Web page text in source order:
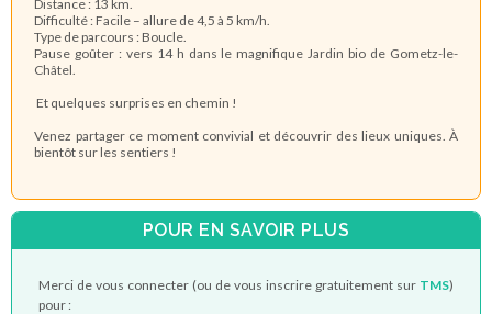
Distance : 13 km.
Difficulté : Facile – allure de 4,5 à 5 km/h.
Type de parcours : Boucle.
Pause goûter : vers 14 h dans le magnifique Jardin bio de Gometz-le-
Châtel.
Et quelques surprises en chemin !
Venez partager ce moment convivial et découvrir des lieux uniques. À
bientôt sur les sentiers !
POUR EN SAVOIR PLUS
Merci de vous connecter (ou de vous inscrire gratuitement sur TMS)
pour :